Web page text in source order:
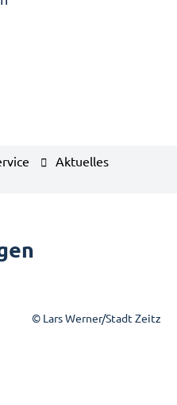
Aktuelles
© Lars Werner/Stadt Zeitz